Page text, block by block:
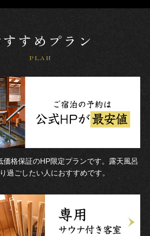
すめプラン
PLAN
価格保証のHP限定プランです。露天風呂
過ごしたい人におすすめです。